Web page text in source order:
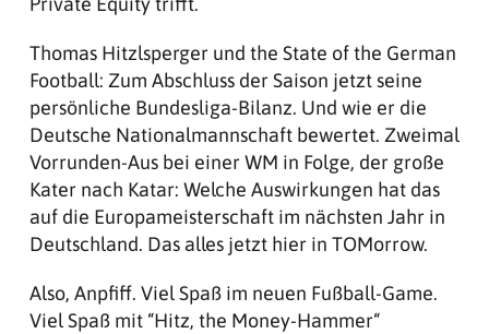
Thomas Hitzlsperger und the State of the German
Football: Zum Abschluss der Saison jetzt seine
persönliche Bundesliga-Bilanz. Und wie er die
Deutsche Nationalmannschaft bewertet. Zweimal
Vorrunden-Aus bei einer WM in Folge, der große
Kater nach Katar: Welche Auswirkungen hat das
auf die Europameisterschaft im nächsten Jahr in
Deutschland. Das alles jetzt hier in TOMorrow.
Also, Anpfiff. Viel Spaß im neuen Fußball-Game.
Viel Spaß mit “Hitz, the Money-Hammer“